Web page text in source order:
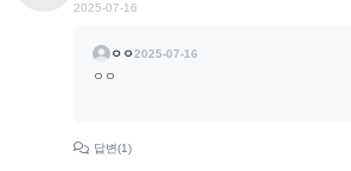
2025-07-16
ㅇㅇ2025-07-16
ㅇㅇ
답변(1)